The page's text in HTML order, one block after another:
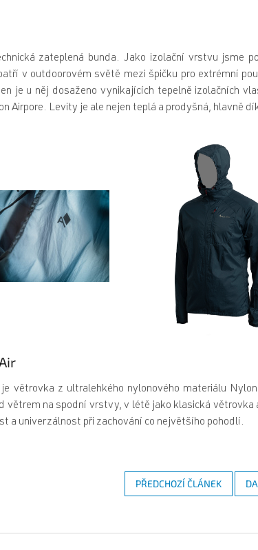
zateplená bunda. Jako izolační vrstvu jsme
v outdoorovém světě mezi špičku pro extrémní
je u něj dosaženo vynikajících tepelně izolačních
Airpore. Levity je ale nejen teplá a prodyšná, hlavně
větrovka z ultralehkého nylonového materiálu
větrem na spodní vrstvy, v létě jako klasická
a univerzálnost při zachování co největšího pohodlí.
PŘEDCHOZÍ ČLÁNEK